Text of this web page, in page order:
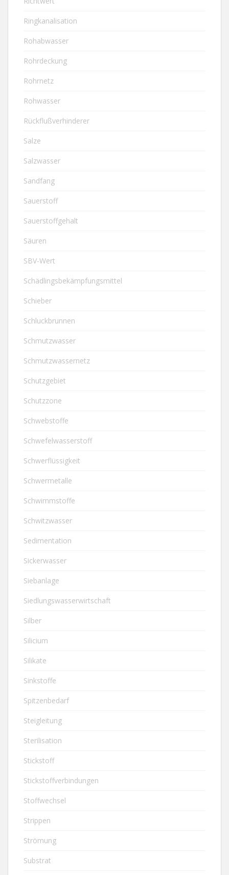
Ringkanalisation
Rohabwasser
Rohrdeckung
Rohrnetz
Rohwasser
Rückflußverhinderer
Salze
Salzwasser
Sandfang
Sauerstoff
Sauerstoffgehalt
Säuren
SBV-Wert
Schädlingsbekämpfungsmittel
Schieber
Schluckbrunnen
Schmutzwasser
Schmutzwassernetz
Schutzgebiet
Schutzzone
Schwebstoffe
Schwefelwasserstoff
Schwerflüssigkeit
Schwermetalle
Schwimmstoffe
Schwitzwasser
Sedimentation
Sickerwasser
Siebanlage
Siedlungswasserwirtschaft
Silber
Silicium
Silikate
Sinkstoffe
Spitzenbedarf
Steigleitung
Sterilisation
Stickstoff
Stickstoffverbindungen
Stoffwechsel
Strippen
Strömung
Substrat